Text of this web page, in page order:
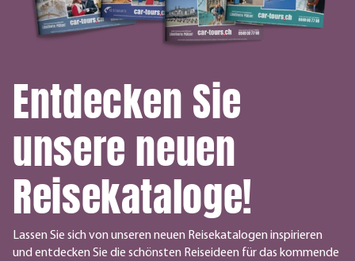
Entdecken Sie
unsere neuen
Reisekataloge!
Lassen Sie sich von unseren neuen Reisekatalogen inspirieren
und entdecken Sie die schönsten Reiseideen für das kommende